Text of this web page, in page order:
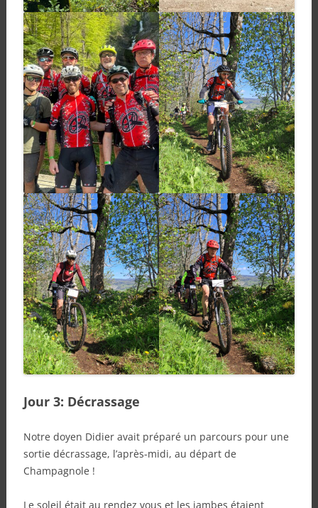
Jour 3: Décrassage
Notre doyen Didier avait préparé un parcours pour une
sortie décrassage, l’après-midi, au départ de
Champagnole !
Le soleil était au rendez vous et les jambes étaient